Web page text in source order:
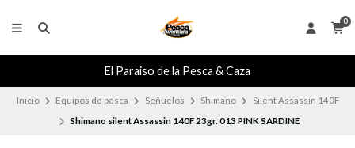
0
El Paraiso de la Pesca & Caza
Inicio Equipos de pesca Señuelos Shimano
Silent Assassin 140F
Shimano silent Assassin 140F 23gr. 013 PINK SARDINE